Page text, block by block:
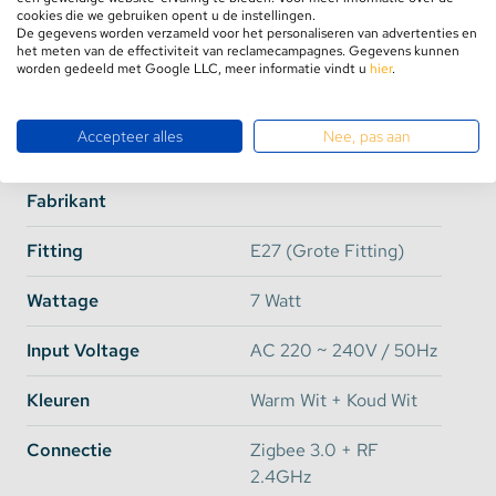
meer sfeer. Het koudwitte licht zal hierdoor ook wat
minder koud uitvallen.
minder warm is omdat deze niet beïnvloed wordt
door het glas met een geel / oranje tint. De koudere
kleuren komen bij de heldere glas kleur perfect tot
zijn recht.
De keuze tussen beide glaskleuren is te maken via
het pulldown menu naast de afbeelding.
Volledig kleur temperatuur instelbaar
De A60 LED lamp bevat 4 filament LEDs. 2 voor de
extra warme 2200K lichtkleur en 2 voor de koude
6500K lichtkleur. Dankzij deze filament LEDs wordt
Specificaties
Merk GLEDOPTO
Fabrikant
Fitting E27 (Grote Fitting)
Wattage 7 Watt
Input Voltage AC 220 ~ 240V / 50Hz
Kleuren Warm Wit + Koud Wit
Connectie
Zigbee 3.0 + RF
2.4GHz
cookies die we gebruiken opent u de instellingen.
De gegevens worden verzameld voor het personaliseren van advertenties en
het meten van de effectiviteit van reclamecampagnes. Gegevens kunnen
worden gedeeld met Google LLC, meer informatie vindt u hier.
Accepteer alles Nee, pas aan